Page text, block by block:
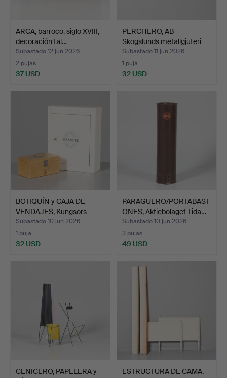
ARCA, barroco, siglo XVIII,
decoración tal…
Subastado 12 jun 2026
2 pujas
37 USD
PERCHERO, AB
Skogslunds metallgjuteri
"Dek…
Subastado 11 jun 2026
1 puja
32 USD
BOTIQUÍN y CAJA DE
VENDAJES, Kungsörs
Blec…
Subastado 10 jun 2026
1 puja
32 USD
PARAGÜERO/PORTABAST
ONES, Aktiebolaget Tida…
Subastado 10 jun 2026
3 pujas
49 USD
CENICERO, PAPELERA y
ESTRUCTURA DE CAMA,